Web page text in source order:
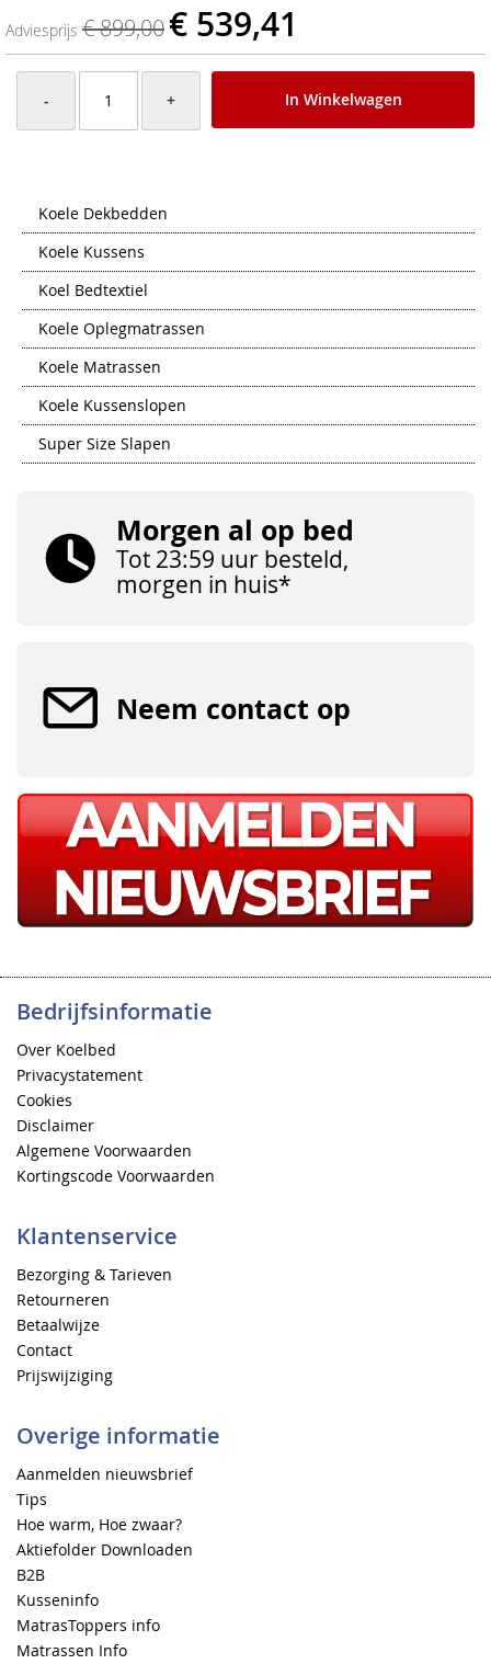
Adviesprijs € 899,00€ 539,41
- + In Winkelwagen
Koele Dekbedden
Koele Kussens
Koel Bedtextiel
Koele Oplegmatrassen
Koele Matrassen
Koele Kussenslopen
Super Size Slapen
Morgen al op bed
Tot 23:59 uur besteld,
morgen in huis*
Neem contact op
Bedrijfsinformatie
Over Koelbed
Privacystatement
Cookies
Disclaimer
Algemene Voorwaarden
Kortingscode Voorwaarden
Klantenservice
Bezorging & Tarieven
Retourneren
Betaalwijze
Contact
Prijswijziging
Overige informatie
Aanmelden nieuwsbrief
Tips
Hoe warm, Hoe zwaar?
Aktiefolder Downloaden
B2B
Kusseninfo
MatrasToppers info
Matrassen Info